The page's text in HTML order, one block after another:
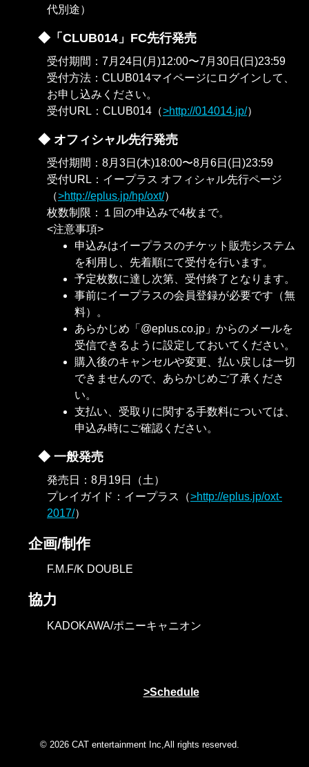
代別途）
◆「CLUB014」FC先行発売
受付期間：7月24日(月)12:00〜7月30日(日)23:59
受付方法：CLUB014マイページにログインして、
お申し込みください。
受付URL：CLUB014（
http://014014.jp/）
◆ オフィシャル先行発売
受付期間：8月3日(木)18:00〜8月6日(日)23:59
受付URL：イープラス オフィシャル先行ページ
（
http://eplus.jp/hp/oxt/）
枚数制限：１回の申込みで4枚まで。
<注意事項>
申込みはイープラスのチケット販売システム
を利用し、先着順にて受付を行います。
予定枚数に達し次第、受付終了となります。
事前にイープラスの会員登録が必要です（無
料）。
あらかじめ「@eplus.co.jp」からのメールを
受信できるように設定しておいてください。
購入後のキャンセルや変更、払い戻しは一切
できませんので、あらかじめご了承くださ
い。
支払い、受取りに関する手数料については、
申込み時にご確認ください。
◆ 一般発売
発売日：8月19日（土）
プレイガイド：イープラス（
http://eplus.jp/oxt-
2017/）
企画/制作
F.M.F/K DOUBLE
協力
KADOKAWA/ポニーキャニオン
Schedule
© 2026 CAT entertainment Inc,All rights reserved.